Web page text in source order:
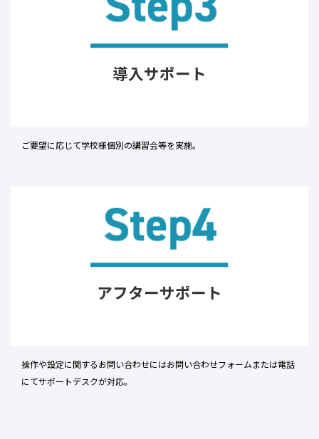
導入サポート
ご要望に応じて学校様個別の講習会等を実施。
アフターサポート
操作や設定に関するお問い合わせにはお問い合わせフォームまたは電話
にてサポートデスクが対応。